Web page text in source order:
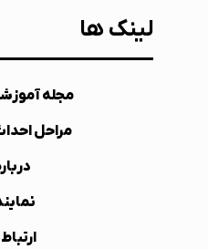
لینک ها
مجله
مراحل